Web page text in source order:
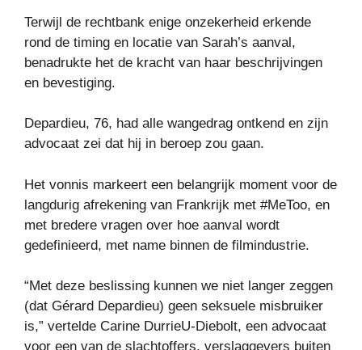
Terwijl de rechtbank enige onzekerheid erkende
rond de timing en locatie van Sarah’s aanval,
benadrukte het de kracht van haar beschrijvingen
en bevestiging.
Depardieu, 76, had alle wangedrag ontkend en zijn
advocaat zei dat hij in beroep zou gaan.
Het vonnis markeert een belangrijk moment voor de
langdurig afrekening van Frankrijk met #MeToo, en
met bredere vragen over hoe aanval wordt
gedefinieerd, met name binnen de filmindustrie.
“Met deze beslissing kunnen we niet langer zeggen
(dat Gérard Depardieu) geen seksuele misbruiker
is,” vertelde Carine DurrieU-Diebolt, een advocaat
voor een van de slachtoffers, verslaggevers buiten